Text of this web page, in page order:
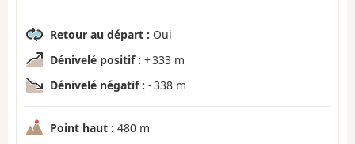
Retour au départ : Oui
Dénivelé positif : + 333 m
Dénivelé négatif : - 338 m
Point haut : 480 m